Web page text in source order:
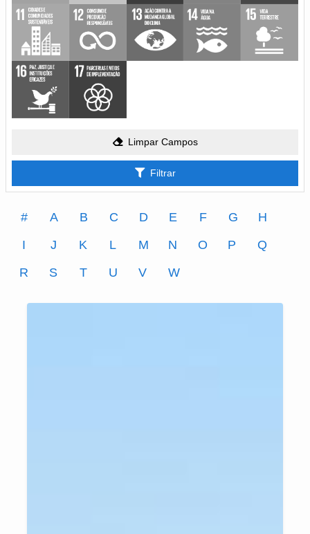
Limpar Campos
Filtrar
# A B C D E F G
H
I
J K L M N O P
Q
R
S T U V W